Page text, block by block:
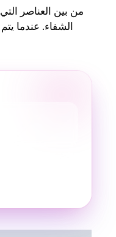
من بين العناصر
الشفاء. عندما